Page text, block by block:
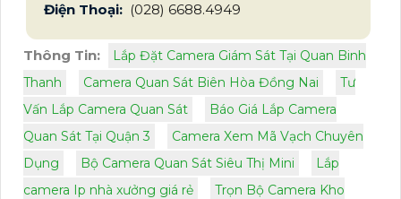
Điện Thoại: (028) 6688.4949
Thông Tin:
Lắp Đặt Camera Giám Sát Tại Quan Binh
Thanh
Camera Quan Sát Biên Hòa Đồng Nai
Tư
Vấn Lắp Camera Quan Sát
Báo Giá Lắp Camera
Quan Sát Tại Quận 3
Camera Xem Mã Vạch Chuyên
Dụng
Bộ Camera Quan Sát Siêu Thị Mini
Lắp
camera Ip nhà xưởng giá rẻ
Trọn Bộ Camera Kho